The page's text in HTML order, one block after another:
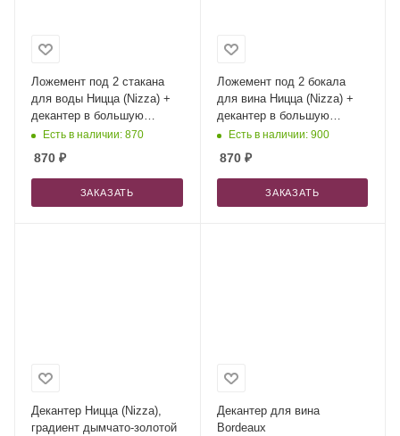
Ложемент под 2 стакана
для воды Ницца (Nizza) +
декантер в большую
коробку-трансформер (арт.
Есть в наличии: 870
870 ₽
ЗАКАЗАТЬ
Ложемент под 2 бокала
для вина Ницца (Nizza) +
декантер в большую
коробку-трансформер (арт.
Есть в наличии: 900
870₽
ЗАКАЗАТЬ
Декантер Ницца (Nizza),
градиент дымчато-золотой
Декантер для вина
Bordeaux